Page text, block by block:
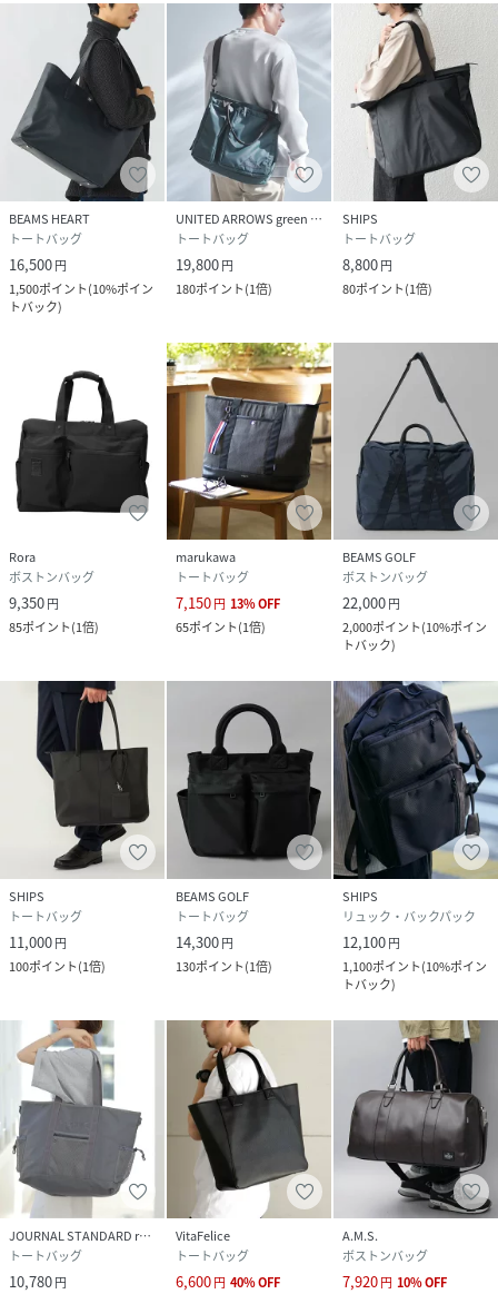
BEAMS HEART
トートバッグ
16,500円
1,500ポイント(10%ポイン
トバック)
UNITED ARROWS green label relaxing
トートバッグ
19,800円
180ポイント(1倍)
SHIPS
トートバッグ
8,800円
80ポイント(1倍)
Rora
ボストンバッグ
9,350円
85ポイント(1倍)
marukawa
トートバッグ
7,150円 13%OFF
65ポイント(1倍)
BEAMS GOLF
ボストンバッグ
22,000円
2,000ポイント(10%ポイン
トバック)
SHIPS
トートバッグ
11,000円
100ポイント(1倍)
BEAMS GOLF
トートバッグ
14,300円
130ポイント(1倍)
SHIPS
リュック・バックパック
12,100円
1,100ポイント(10%ポイン
トバック)
JOURNAL STANDARD relume
トートバッグ
10,780円
VitaFelice
トートバッグ
6,600円 40%OFF
A.M.S.
ボストンバッグ
7,920円 10%OFF